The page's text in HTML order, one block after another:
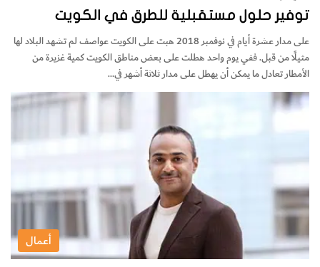
توفير حلول مستقبلية للطرق في الكويت
على مدار عشرة أيام في نوفمبر 2018 هبت على الكويت عواصف لم تشهد البلاد لها
مثيلًا من قبل. ففي يوم واحد هطلت على بعض مناطق الكويت كمية غزيرة من
الأمطار تعادل ما يمكن أن يهطل على مدار ثلاثة أشهر في…
أعمال